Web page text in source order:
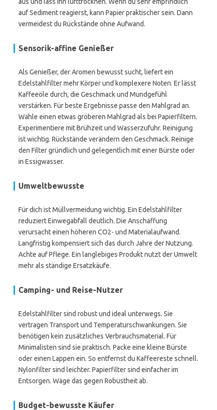
auf Sediment reagierst, kann Papier praktischer sein. Dann
vermeidest du Rückstände ohne Aufwand.
Sensorik-affine Genießer
Als Genießer, der Aromen bewusst sucht, liefert ein
Edelstahlfilter mehr Körper und komplexere Noten. Er lässt
Kaffeeöle durch, die Geschmack und Mundgefühl
verstärken. Für beste Ergebnisse passe den Mahlgrad an.
Wähle einen etwas gröberen Mahlgrad als bei Papierfiltern.
Experimentiere mit Brühzeit und Wasserzufuhr. Reinigung
ist wichtig. Rückstände verändern den Geschmack. Reinige
den Filter gründlich und gelegentlich mit einer Bürste oder
in Essigwasser.
Umweltbewusste
Für dich ist Müllvermeidung wichtig. Ein Edelstahlfilter
reduziert Einwegabfall deutlich. Die Anschaffung
verursacht einen höheren CO2- und Materialaufwand.
Langfristig kompensiert sich das durch Jahre der Nutzung.
Achte auf Pflege. Ein langlebiges Produkt nutzt der Umwelt
mehr als ständige Ersatzkäufe.
Camping- und Reise-Nutzer
Edelstahlfilter sind robust und ideal unterwegs. Sie
vertragen Transport und Temperaturschwankungen. Sie
benötigen kein zusätzliches Verbrauchsmaterial. Für
Minimalisten sind sie praktisch. Packe eine kleine Bürste
oder einen Lappen ein. So entfernst du Kaffeereste schnell.
Nylonfilter sind leichter. Papierfilter sind einfacher im
Entsorgen. Wäge das gegen Robustheit ab.
Budget-bewusste Käufer